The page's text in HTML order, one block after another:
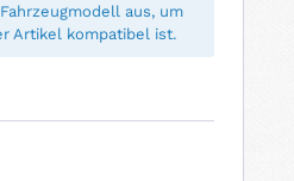
aus, um
Artikel kompatibel ist.